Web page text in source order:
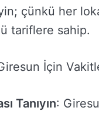
çünkü her
tariflere sahip.
Tanıyın: